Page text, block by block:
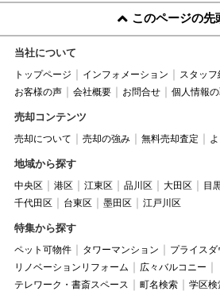
このページの先
当社について
トップページ インフォメーション スタッフ
お客様の声
会社概要 お問合せ 個人情報
売却コンテンツ
売却について 売却の強み 無料売却査定
地域から探す
中央区 港区 江東区 品川区 大田区 目
千代田区
台東区 墨田区 江戸川区
特集から探す
ペット可物件 タワーマンション
プライスダ
リノベーションリフォーム
広々バルコニー
テレワーク・書斎スペース
町名検索 学区検